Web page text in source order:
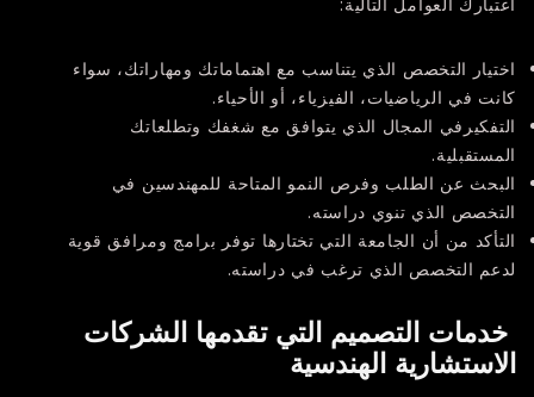
اختيار التخصص الذي يتناسب مع اهتماماتك ومهاراتك، سواء
كانت في الرياضيات، الفيزياء، أو الأحياء.
التفكيرفي المجال الذي يتوافق مع شغفك وتطلعاتك
المستقبلية.
البحث عن الطلب وفرص النمو المتاحة للمهندسين في
التخصص الذي تنوي دراسته.
التأكد من أن الجامعة التي تختارها توفر برامج ومرافق قوية
لدعم التخصص الذي ترغب في دراسته.
خدمات التصميم التي تقدمها الشركات
الاستشارية الهندسية